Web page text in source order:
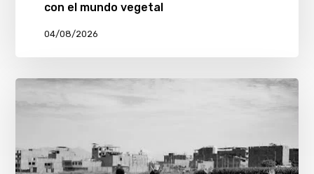
con el mundo vegetal
04/08/2026